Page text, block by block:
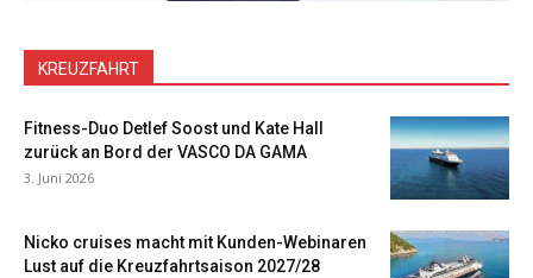
KREUZFAHRT
Fitness-Duo Detlef Soost und Kate Hall
zurück an Bord der VASCO DA GAMA
3. Juni 2026
Nicko cruises macht mit Kunden-Webinaren
Lust auf die Kreuzfahrtsaison 2027/28